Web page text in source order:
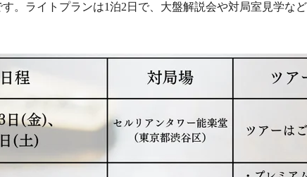
。ライトプランは1泊2日で、大盤解説会や対局室見学な